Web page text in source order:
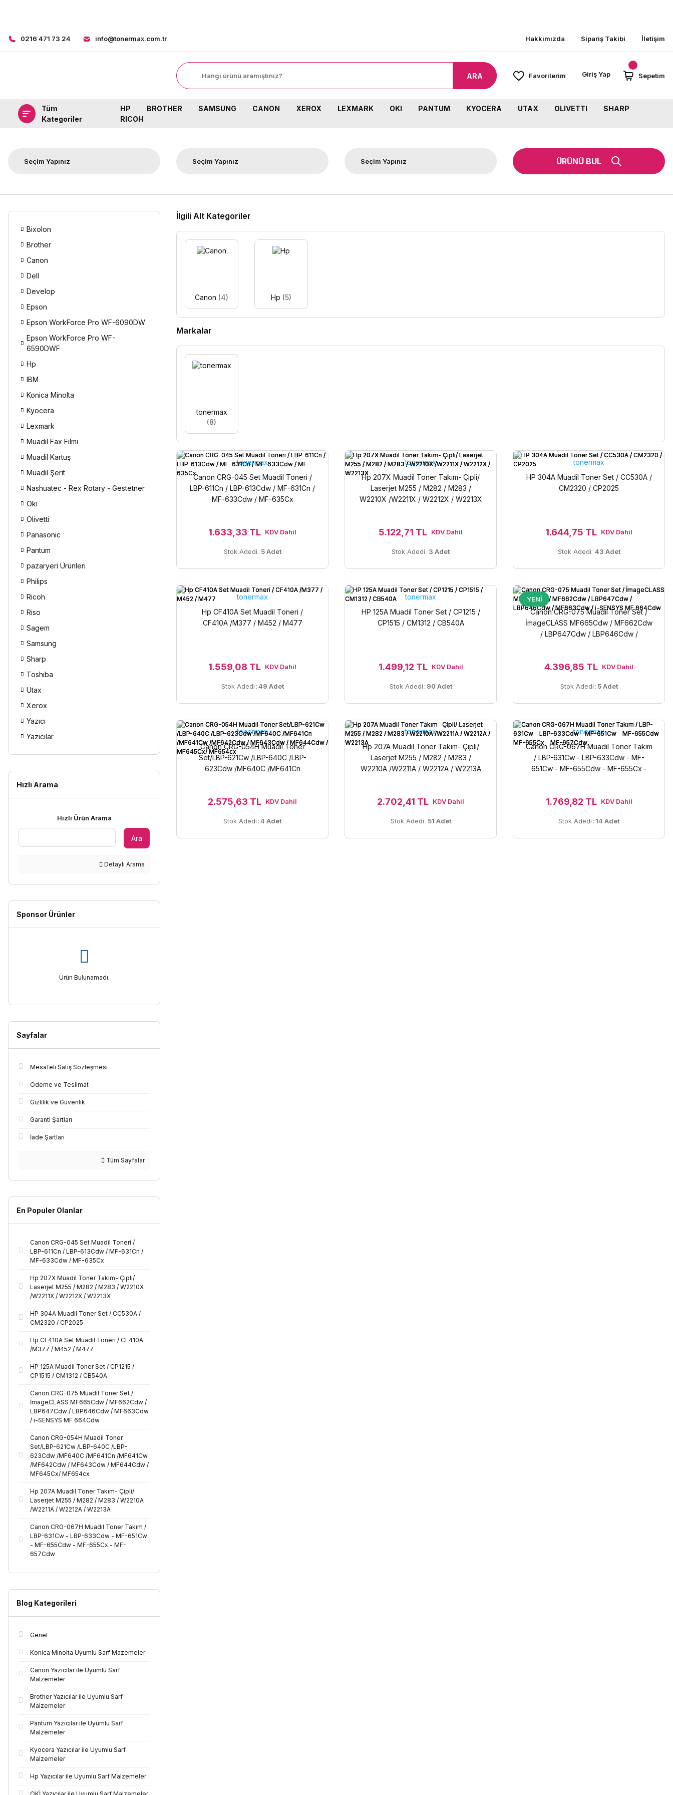
0216 471 73 24 info@tonermax.com.tr Hakkımızda Sipariş Takibi İletişim
ARA Favorilerim Giriş Yap Sepetim
Tüm
Kategoriler
HP BROTHER SAMSUNG CANON XEROX LEXMARK OKI PANTUM KYOCERA UTAX OLIVETTI
SHARP
RICOH
ÜRÜNÜ BUL
Bixolon
Brother
Canon
Dell
Develop
Epson
Epson WorkForce Pro WF-6090DW
Epson WorkForce Pro WF-
6590DWF
Hp
IBM
Konica Minolta
Kyocera
Lexmark
Muadil Fax Filmi
Muadil Kartuş
Muadil Şerit
Nashuatec - Rex Rotary - Gestetner
Oki
Olivetti
Panasonic
Pantum
pazaryeri Ürünleri
Philips
Ricoh
Riso
Sagem
Samsung
Sharp
Toshiba
Utax
Xerox
Yazıcı
Yazıcılar
Hızlı Arama
Hızlı Ürün Arama
Ara
Detaylı Arama
Sponsor Ürünler
Ürün Bulunamadı.
Sayfalar
Mesafeli Satış Sözleşmesi
Ödeme ve Teslimat
Gizlilik ve Güvenlik
Garanti Şartları
İade Şartları
Tüm Sayfalar
En Populer Olanlar
Canon CRG-045 Set Muadil Toneri /
LBP-611Cn / LBP-613Cdw / MF-631Cn /
MF-633Cdw / MF-635Cx
Hp 207X Muadil Toner Takım- Çipli/
Laserjet M255 / M282 / M283 / W2210X
/W2211X / W2212X / W2213X
HP 304A Muadil Toner Set / CC530A /
CM2320 / CP2025
Hp CF410A Set Muadil Toneri / CF410A
/M377 / M452 / M477
HP 125A Muadil Toner Set / CP1215 /
CP1515 / CM1312 / CB540A
Canon CRG-075 Muadil Toner Set /
İmageCLASS MF665Cdw / MF662Cdw /
LBP647Cdw / LBP646Cdw / MF663Cdw
/ i-SENSYS MF 664Cdw
Canon CRG-054H Muadil Toner
Set/LBP-621Cw /LBP-640C /LBP-
623Cdw /MF640C /MF641Cn /MF641Cw
/MF642Cdw / MF643Cdw / MF644Cdw /
MF645Cx/ MF654cx
Hp 207A Muadil Toner Takım- Çipli/
Laserjet M255 / M282 / M283 / W2210A
/W2211A / W2212A / W2213A
Canon CRG-067H Muadil Toner Takım /
LBP-631Cw - LBP-633Cdw - MF-651Cw
- MF-655Cdw - MF-655Cx - MF-
657Cdw
Blog Kategorileri
Genel
Konica Minolta Uyumlu Sarf Mazemeler
Canon Yazıcılar ile Uyumlu Sarf
Malzemeler
Brother Yazıcılar ile Uyumlu Sarf
Malzemeler
Pantum Yazıcılar ile Uyumlu Sarf
Malzemeler
Kyocera Yazıcılar ile Uyumlu Sarf
Malzemeler
Hp Yazıcılar ile Uyumlu Sarf Malzemeler
İlgili Alt Kategoriler
Canon (4) Hp (5)
Markalar
tonermax
(8)
tonermax
Canon CRG-045 Set Muadil Toneri /
LBP-611Cn / LBP-613Cdw / MF-631Cn /
MF-633Cdw / MF-635Cx
1.633,33 TL KDV Dahil
Stok Adedi : 5 Adet
tonermax
Hp 207X Muadil Toner Takım- Çipli/
Laserjet M255 / M282 / M283 /
W2210X /W2211X / W2212X / W2213X
5.122,71 TL KDV Dahil
Stok Adedi : 3 Adet
tonermax
HP 304A Muadil Toner Set / CC530A /
CM2320 / CP2025
1.644,75 TL KDV Dahil
Stok Adedi :43 Adet
tonermax
Hp CF410A Set Muadil Toneri /
CF410A /M377 / M452 / M477
1.559,08 TL KDV Dahil
Stok Adedi :49 Adet
tonermax
HP 125A Muadil Toner Set / CP1215 /
CP1515 / CM1312 / CB540A
1.499,12 TL KDV Dahil
Stok Adedi : 90 Adet
YENİ
Canon CRG-075 Muadil Toner Set /
İmageCLASS MF665Cdw / MF662Cdw
/ LBP647Cdw / LBP646Cdw /
4.396,85 TL KDV Dahil
Stok Adedi : 5 Adet
tonermax
Canon CRG-054H Muadil Toner
Set/LBP-621Cw /LBP-640C /LBP-
623Cdw /MF640C /MF641Cn
2.575,63 TL KDV Dahil
Stok Adedi :4 Adet
tonermax
Hp 207A Muadil Toner Takım- Çipli/
Laserjet M255 / M282 / M283 /
W2210A /W2211A / W2212A / W2213A
2.702,41 TL KDV Dahil
Stok Adedi : 51 Adet
tonermax
Canon CRG-067H Muadil Toner Takım
/ LBP-631Cw - LBP-633Cdw - MF-
651Cw - MF-655Cdw - MF-655Cx -
1.769,82 TL KDV Dahil
Stok Adedi :14 Adet